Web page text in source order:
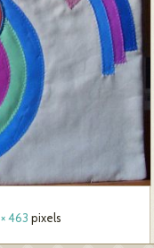
463 pixels